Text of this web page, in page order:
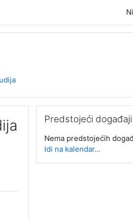
Predstojeći događaji
Nema predstojećih
Idi na kalendar...